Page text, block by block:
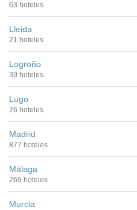
63 hoteles
Lleida
21 hoteles
Logroño
39 hoteles
Lugo
26 hoteles
Madrid
877 hoteles
Málaga
269 hoteles
Murcia